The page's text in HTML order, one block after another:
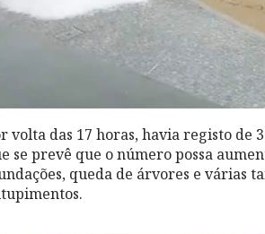
volta das 17 horas, havia registo de
se prevê que o número possa
queda de árvores e várias